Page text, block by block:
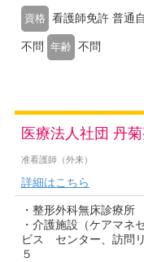
資格 看護師免許 普通
不問 年齢 不問
医療法人社団 丹
准看護師（外来）
詳細はこちら
・整形外科無床診療所
・介護施設（ケアマネ
ビス センター、訪問
５